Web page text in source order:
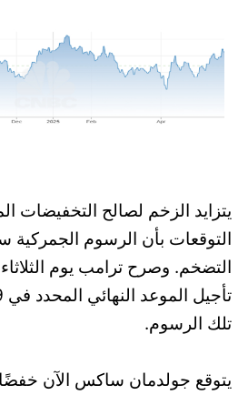
يتزايد الزخم لصالح التخفيضات
التوقعات بأن الرسوم
التضخم. وصرح ترامب يوم
تلك الرسوم.
يتوقع جولدمان ساكس الآن خفضًا